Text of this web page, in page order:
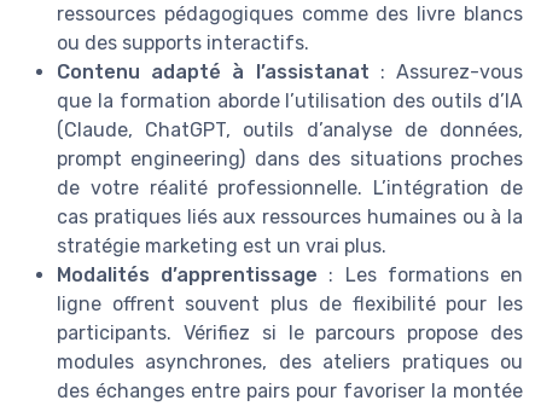
ressources pédagogiques comme des livre blancs
ou des supports interactifs.
Contenu adapté à l’assistanat : Assurez-vous
que la formation aborde l’utilisation des outils d’IA
(Claude, ChatGPT, outils d’analyse de données,
prompt engineering) dans des situations proches
de votre réalité professionnelle. L’intégration de
cas pratiques liés aux ressources humaines ou à la
stratégie marketing est un vrai plus.
Modalités d’apprentissage : Les formations en
ligne offrent souvent plus de flexibilité pour les
participants. Vérifiez si le parcours propose des
modules asynchrones, des ateliers pratiques ou
des échanges entre pairs pour favoriser la montée